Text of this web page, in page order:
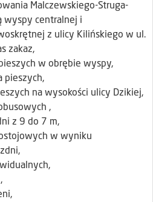
Malczewskiego-Struga-
wyspy centralnej i
z ulicy Kilińskiego w ul.
zakaz,
w obrębie wyspy,
pieszych,
na wysokości ulicy Dzikiej,
,
z 9 do 7 m,
w wyniku